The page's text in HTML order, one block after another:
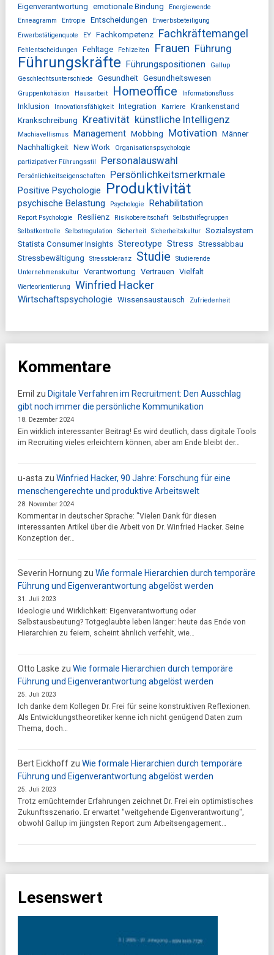
Eigenverantwortung emotionale Bindung
Energiewende
Enneagramm
Entropie Entscheidungen
Erwerbsbeteiligung
Erwerbstätigenquote
EY Fachkompetenz Fachkräftemangel
Fehlentscheidungen Fehltage Fehlzeiten Frauen Führung
Führungskräfte Führungspositionen
Gallup
Geschlechtsunterschiede
Gesundheit Gesundheitswesen
Gruppenkohäsion Hausarbeit Homeoffice Informationsfluss
Inklusion Innovationsfähigkeit Integration Karriere
Krankenstand
Krankschreibung
Kreativität künstliche Intelligenz
Machiavellismus Management Mobbing Motivation Männer
Nachhaltigkeit New Work
Organisationspsychologie
partizipativer Führungsstil
Personalauswahl
Persönlichkeitseigenschaften Persönlichkeitsmerkmale
Positive Psychologie Produktivität
psychische Belastung Psychologie Rehabilitation
Report Psychologie Resilienz Risikobereitschaft
Selbsthilfegruppen
Selbstkontrolle
Selbstregulation Sicherheit Sicherheitskultur
Sozialsystem
Statista Consumer Insights Stereotype Stress Stressabbau
Stressbewältigung
Stresstoleranz Studie
Studierende
Unternehmenskultur
Verantwortung Vertrauen Vielfalt
Werteorientierung Winfried Hacker
Wirtschaftspsychologie Wissensaustausch Zufriedenheit
Kommentare
Emil zu Digitale Verfahren im Recruitment: Den Ausschlag
gibt noch immer die persönliche Kommunikation
18. Dezember 2024
Ein wirklich interessanter Beitrag! Es wird deutlich, dass digitale Tools
im Recruiting vieles erleichtern können, aber am Ende bleibt der…
u-asta zu Winfried Hacker, 90 Jahre: Forschung für eine
menschengerechte und produktive Arbeitswelt
28. November 2024
Kommentar in deutscher Sprache: "Vielen Dank für diesen
interessanten Artikel über die Arbeit von Dr. Winfried Hacker. Seine
Konzeption der…
Severin Hornung zu Wie formale Hierarchien durch temporäre
Führung und Eigenverantwortung abgelöst werden
31. Juli 2023
Ideologie und Wirklichkeit: Eigenverantwortung oder
Selbstausbeutung? Totgeglaubte leben länger: heute das Ende von
Hierarchien zu feiern, scheint ähnlich verfehlt, wie…
Otto Laske zu Wie formale Hierarchien durch temporäre
Führung und Eigenverantwortung abgelöst werden
25. Juli 2023
Ich danke dem Kollegen Dr. Frei für seine konstruktiven Reflexionen.
Als Entwicklungstheoretiker kenne ich nicht genügend Daten zum
Thema, doch…
Bert Eickhoffzu Wie formale Hierarchien durch temporäre
Führung und Eigenverantwortung abgelöst werden
25. Juli 2023
Trotz ernüchternder Erfahrungen zeichnet Dr. Frei ein optimistisches
Zukunftsszenario. Er erwartet "weitgehende Eigenverantwortung",
obwohl Gallup im jüngsten Report zum Arbeitsengagement…
Lesenswert